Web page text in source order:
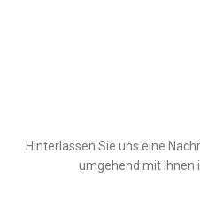
Hinterlassen Sie uns eine
umgehend mit Ihnen